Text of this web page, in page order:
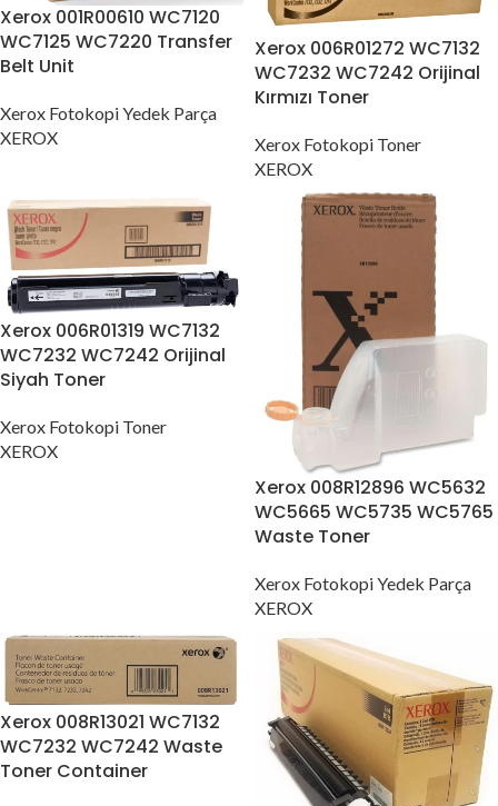
Xerox 001R00610 WC7120
WC7125 WC7220 Transfer
Belt Unit
Xerox Fotokopi Yedek Parça
XEROX
Xerox 006R01272 WC7132
WC7232 WC7242 Orijinal
Kırmızı Toner
Xerox Fotokopi Toner
XEROX
Xerox 006R01319 WC7132
WC7232 WC7242 Orijinal
Siyah Toner
Xerox Fotokopi Toner
XEROX
Xerox 008R12896 WC5632
WC5665 WC5735 WC5765
Waste Toner
Xerox Fotokopi Yedek Parça
XEROX
Xerox 008R13021 WC7132
WC7232 WC7242 Waste
Toner Container